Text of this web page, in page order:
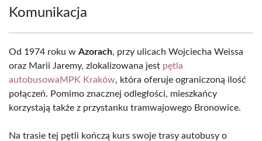
Komunikacja
Od 1974 roku w Azorach, przy ulicach Wojciecha Weissa
oraz Marii Jaremy, zlokalizowana jest pętla
autobusowaMPK Kraków, która oferuje ograniczoną ilość
połączeń. Pomimo znacznej odległości, mieszkańcy
korzystają także z przystanku tramwajowego Bronowice.
Na trasie tej pętli kończą kurs swoje trasy autobusy o